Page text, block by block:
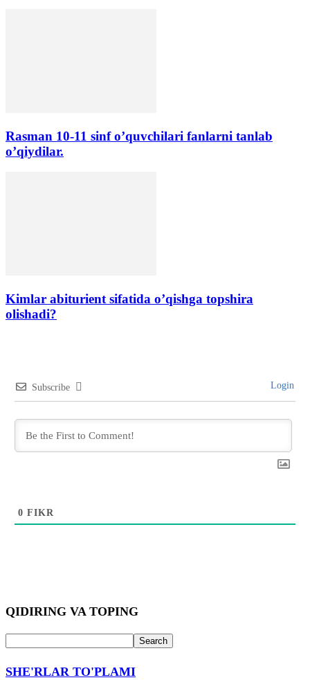
Rasman 10-11 sinf o’quvchilari fanlarni tanlab
o’qiydilar.
Kimlar abiturient sifatida oʼqishga topshira
olishadi?
Subscribe Login
0 FIKR
QIDIRING VA TOPING
SHE'RLAR TO'PLAMI